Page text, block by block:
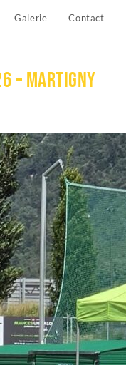
Galerie Contact
– Martigny